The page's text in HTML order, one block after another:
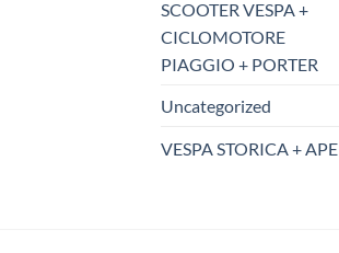
SCOOTER VESPA +
CICLOMOTORE
PIAGGIO + PORTER
Uncategorized
VESPA STORICA + APE